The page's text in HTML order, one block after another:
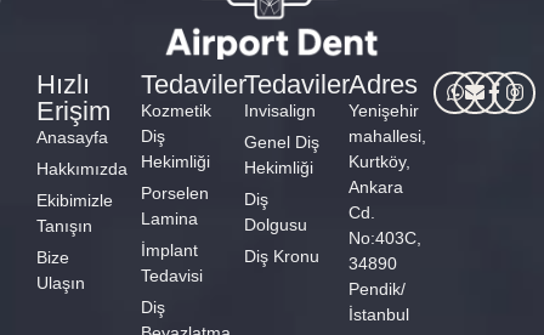
Hızlı
Erişim
Anasayfa
Hakkımızda
Ekibimizle
Tanışın
Bize
Ulaşın
Tedaviler
Kozmetik
Diş
Hekimliği
Porselen
Lamina
İmplant
Tedavisi
Diş
Tedaviler
Invisalign
Genel Diş
Hekimliği
Diş
Dolgusu
Diş Kronu
Adres
Yenişehir
mahallesi,
Kurtköy,
Ankara
Cd.
No:403C,
34890
Pendik/
İstanbul